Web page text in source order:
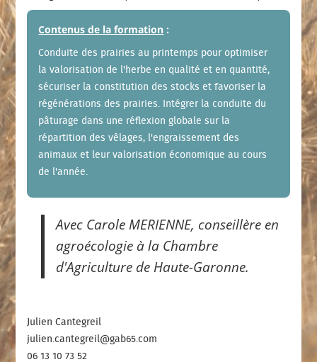
Contenus de la formation :
Conduite des prairies au printemps pour optimiser
la valorisation de l'herbe en qualité et en quantité,
sécuriser la constitution des stocks et favoriser la
régénérations des prairies. Intégrer la conduite du
pâturage dans une réflexion globale sur la
répartition des vêlages, l'engraissement des
animaux et leur valorisation économique au cours
de l'année.
Avec Carole MERIENNE, conseillère en
agroécologie à la Chambre
d'Agriculture de Haute-Garonne.
Julien Cantegreil
julien.cantegreil@gab65.com
06 13 10 73 52